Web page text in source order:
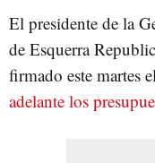
El presidente de la
de Esquerra
firmado este martes
adelante los